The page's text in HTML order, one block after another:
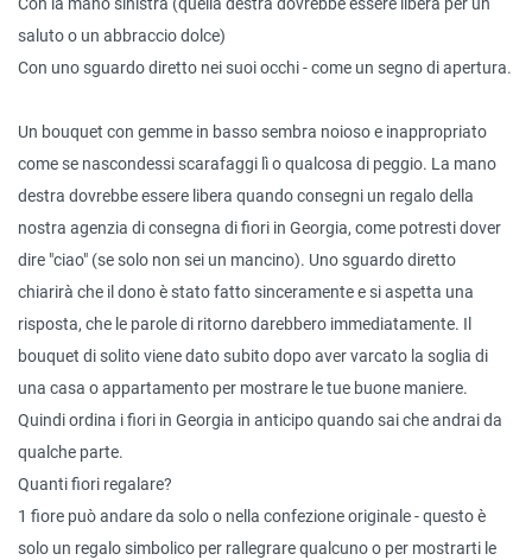
saluto o un abbraccio dolce)
Con uno sguardo diretto nei suoi occhi - come un segno di apertura.
Un bouquet con gemme in basso sembra noioso e inappropriato
come se nascondessi scarafaggi lì o qualcosa di peggio. La mano
destra dovrebbe essere libera quando consegni un regalo della
nostra agenzia di consegna di fiori in Georgia, come potresti dover
dire "ciao" (se solo non sei un mancino). Uno sguardo diretto
chiarirà che il dono è stato fatto sinceramente e si aspetta una
risposta, che le parole di ritorno darebbero immediatamente. Il
bouquet di solito viene dato subito dopo aver varcato la soglia di
una casa o appartamento per mostrare le tue buone maniere.
Quindi ordina i fiori in Georgia in anticipo quando sai che andrai da
qualche parte.
Quanti fiori regalare?
1 fiore può andare da solo o nella confezione originale - questo è
solo un regalo simbolico per rallegrare qualcuno o per mostrarti le